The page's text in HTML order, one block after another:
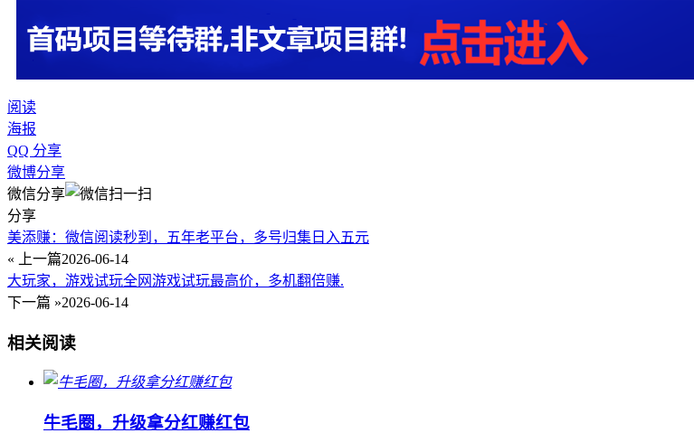
阅读
海报
QQ 分享
微博分享
微信分享
分享
美添赚：微信阅读秒到，五年老平台，多号归集日入五元
« 上一篇2026-06-14
大玩家，游戏试玩全网游戏试玩最高价，多机翻倍赚.
下一篇 »2026-06-14
相关阅读
牛毛圈，升级拿分红赚红包